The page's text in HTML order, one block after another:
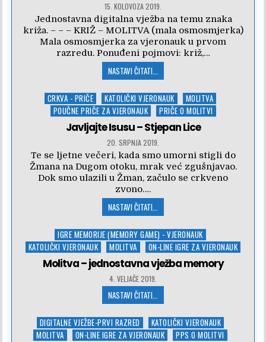
15. KOLOVOZA 2019.
Jednostavna digitalna vježba na temu znaka
križa. – – – KRIŽ – MOLITVA (mala osmosmjerka)
Mala osmosmjerka za vjeronauk u prvom
razredu. Ponuđeni pojmovi: križ,…
NASTAVI ČITATI...
Posted
in
CRKVA - PRIČE KATOLIČKI VJERONAUK
MOLITVA
POUČNE PRIČE ZA VJERONAUK
PRIČE O MOLITVI
Javljajte Isusu – Stjepan Lice
20. SRPNJA 2019.
Te se ljetne večeri, kada smo umorni stigli do
Žmana na Dugom otoku, mrak već zgušnjavao.
Dok smo ulazili u Žman, začulo se crkveno
zvono….
NASTAVI ČITATI...
Posted
in
IGRE MEMORIJE (MEMORY GAME) - VJERONAUK
KATOLIČKI VJERONAUK
MOLITVA ON-LINE IGRE ZA VJERONAUK
Molitva – jednostavna vježba memory
4. VELJAČE 2019.
NASTAVI ČITATI...
Posted
in
DIGITALNE VJEŽBE-PRVI RAZRED
KATOLIČKI VJERONAUK
MOLITVA
ON-LINE IGRE ZA VJERONAUK
PPS O MOLITVI